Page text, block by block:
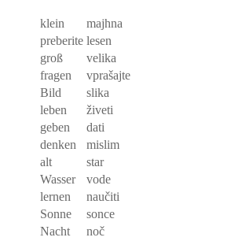
klein
majhna
preberite lesen
groß
velika
fragen
vprašajte
Bild
slika
leben
živeti
geben
dati
denken
mislim
alt
star
Wasser
vode
lernen
naučiti
Sonne
sonce
Nacht
noč